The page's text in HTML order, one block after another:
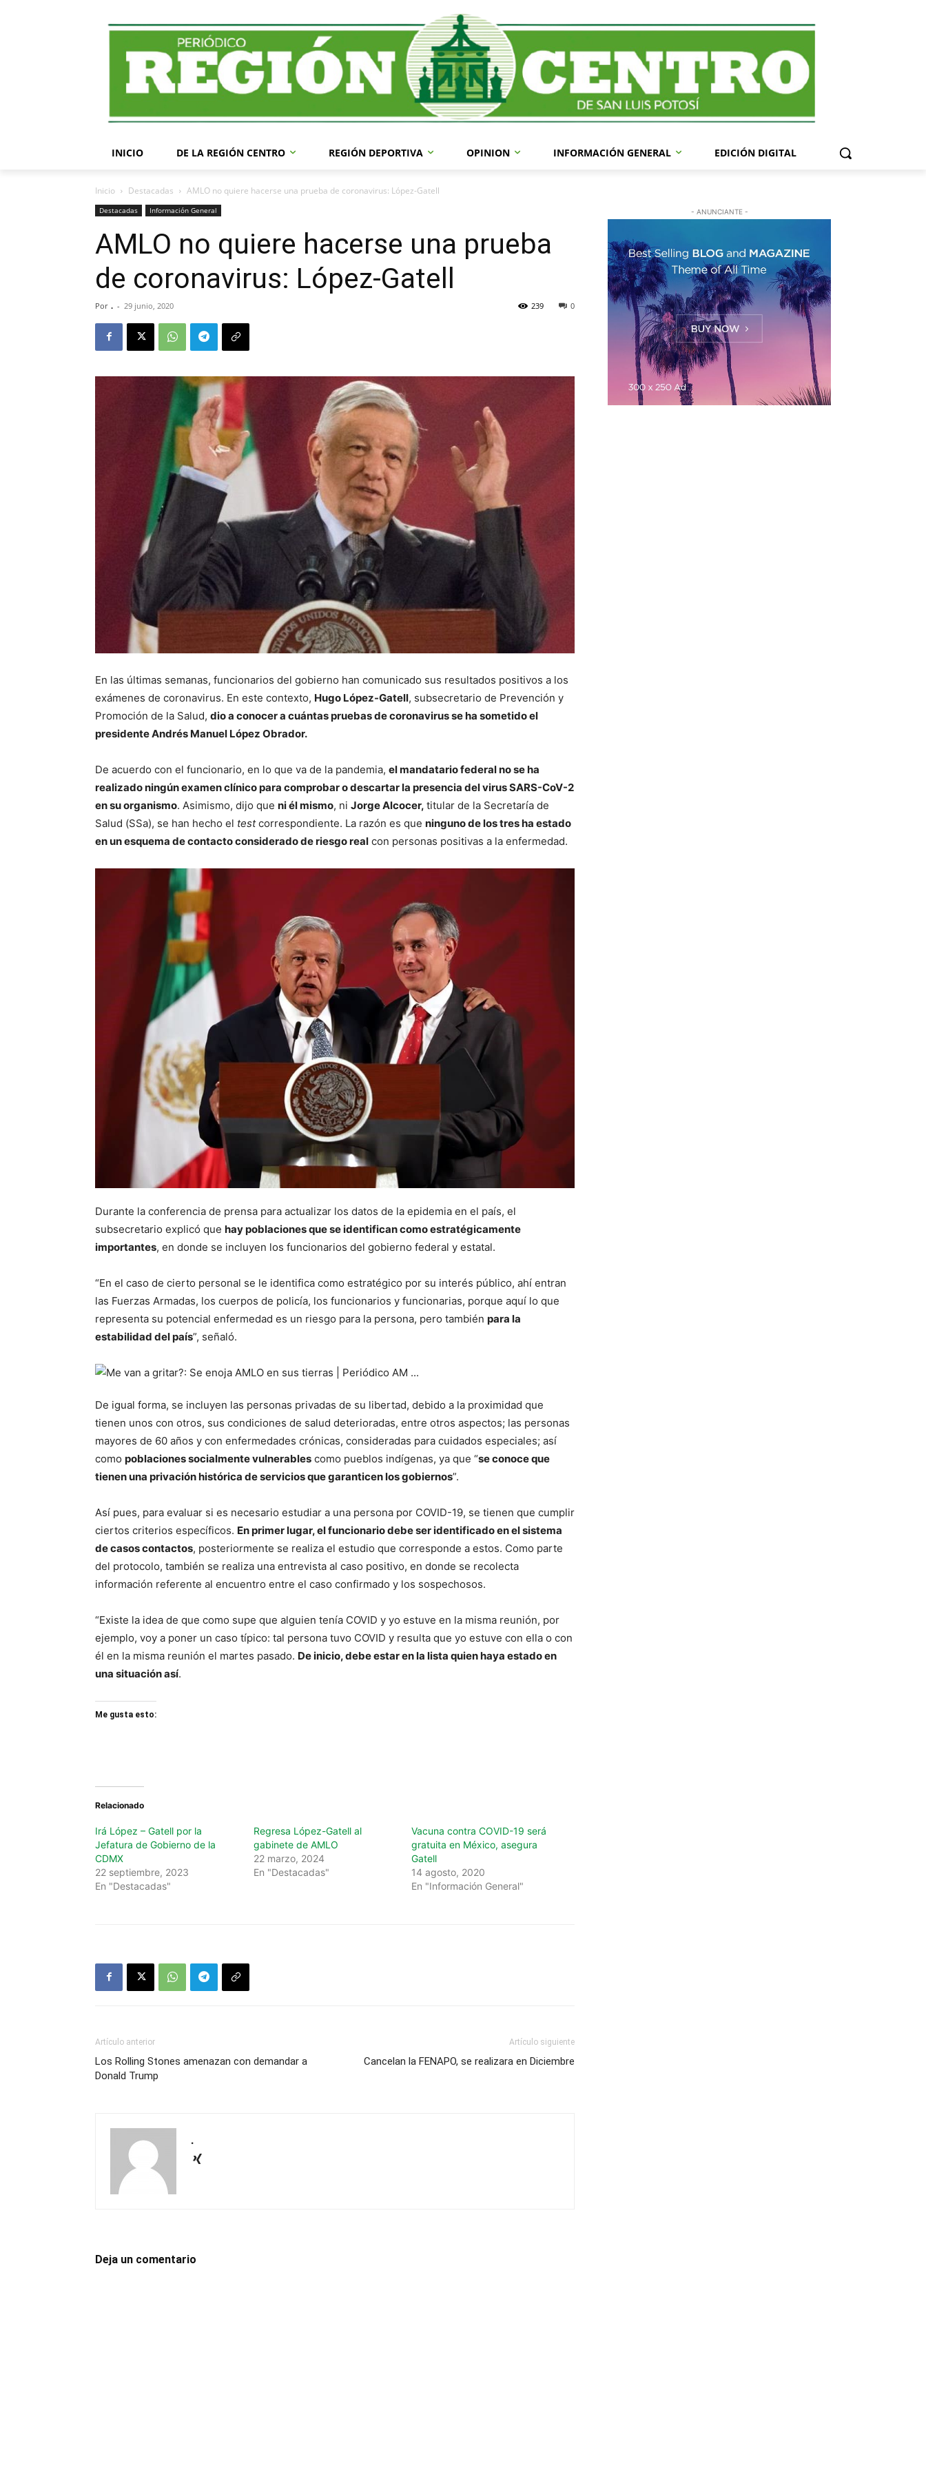
INICIO DE LA REGIÓN CENTRO REGIÓN DEPORTIVA OPINION INFORMACIÓN GENERAL EDICIÓN DIGITAL
Inicio Destacadas AMLO no quiere hacerse una prueba de coronavirus: López-Gatell
Destacadas Información General
AMLO no quiere hacerse una prueba
de coronavirus: López-Gatell
Por . - 29 junio, 2020 0
239
En las últimas semanas, funcionarios del gobierno han comunicado sus resultados positivos a los
exámenes de coronavirus. En este contexto, Hugo López-Gatell, subsecretario de Prevención y
Promoción de la Salud, dio a conocer a cuántas pruebas de coronavirus se ha sometido el
presidente Andrés Manuel López Obrador.
De acuerdo con el funcionario, en lo que va de la pandemia, el mandatario federal no se ha
realizado ningún examen clínico para comprobar o descartar la presencia del virus SARS-CoV-2
en su organismo. Asimismo, dijo que ni él mismo, ni Jorge Alcocer, titular de la Secretaría de
Salud (SSa), se han hecho el testcorrespondiente. La razón es que ninguno de los tres ha estado
en un esquema de contacto considerado de riesgo real con personas positivas a la enfermedad.
Durante la conferencia de prensa para actualizar los datos de la epidemia en el país, el
subsecretario explicó que hay poblaciones que se identifican como estratégicamente
importantes, en donde se incluyen los funcionarios del gobierno federal y estatal.
“En el caso de cierto personal se le identifica como estratégico por su interés público, ahí entran
las Fuerzas Armadas, los cuerpos de policía, los funcionarios y funcionarias, porque aquí lo que
representa su potencial enfermedad es un riesgo para la persona, pero también para la
estabilidad del país”, señaló.
De igual forma, se incluyen las personas privadas de su libertad, debido a la proximidad que
tienen unos con otros, sus condiciones de salud deterioradas, entre otros aspectos; las personas
mayores de 60 años y con enfermedades crónicas, consideradas para cuidados especiales; así
como poblaciones socialmente vulnerables como pueblos indígenas, ya que “se conoce que
tienen una privación histórica de servicios que garanticen los gobiernos”.
Así pues, para evaluar si es necesario estudiar a una persona por COVID-19, se tienen que cumplir
ciertos criterios específicos. En primer lugar, el funcionario debe ser identificado en el sistema
de casos contactos, posteriormente se realiza el estudio que corresponde a estos. Como parte
del protocolo, también se realiza una entrevista al caso positivo, en donde se recolecta
información referente al encuentro entre el caso confirmado y los sospechosos.
“Existe la idea de que como supe que alguien tenía COVID y yo estuve en la misma reunión, por
ejemplo, voy a poner un caso típico: tal persona tuvo COVID y resulta que yo estuve con ella o con
él en la misma reunión el martes pasado. De inicio, debe estar en la lista quien haya estado en
una situación así.
Me gusta esto:
Relacionado
Irá López – Gatell por la
Jefatura de Gobierno de la
CDMX
22 septiembre, 2023
En "Destacadas"
Regresa López-Gatell al
gabinete de AMLO
22 marzo, 2024
En "Destacadas"
Vacuna contra COVID-19 será
gratuita en México, asegura
Gatell
14 agosto, 2020
En "Información General"
Artículo anterior
Los Rolling Stones amenazan con demandar a
Donald Trump
Artículo siguiente
Cancelan la FENAPO, se realizara en Diciembre
.
Deja un comentario
- ANUNCIANTE -